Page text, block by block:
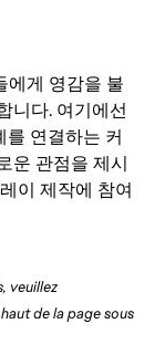
에게 영감을 불
니다. 여기에선
를 연결하는 커
운 관점을 제시
이 제작에 참여
veuillez
de la page sous